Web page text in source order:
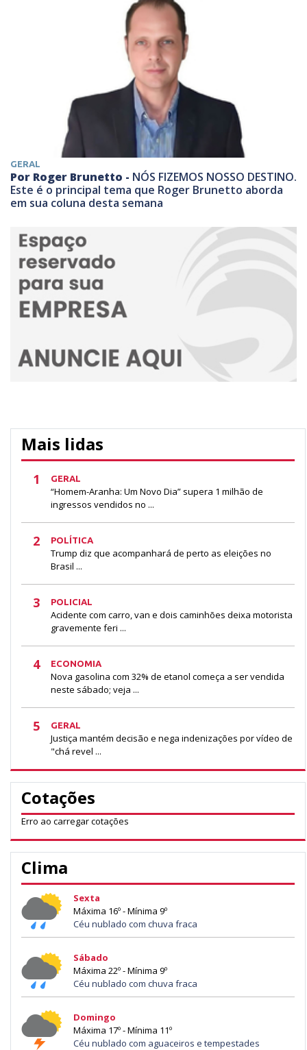
GERAL
Por Roger Brunetto - NÓS FIZEMOS NOSSO DESTINO.
Este é o principal tema que Roger Brunetto aborda
em sua coluna desta semana
Mais lidas
1 GERAL
“Homem-Aranha: Um Novo Dia” supera 1 milhão de
ingressos vendidos no ...
2 POLÍTICA
Trump diz que acompanhará de perto as eleições no
Brasil ...
3 POLICIAL
Acidente com carro, van e dois caminhões deixa motorista
gravemente feri ...
4 ECONOMIA
Nova gasolina com 32% de etanol começa a ser vendida
neste sábado; veja ...
5 GERAL
Justiça mantém decisão e nega indenizações por vídeo de
"chá revel ...
Cotações
Erro ao carregar cotações
Clima
Sexta
Máxima 16º - Mínima 9º
Céu nublado com chuva fraca
Sábado
Máxima 22º - Mínima 9º
Céu nublado com chuva fraca
Domingo
Máxima 17º - Mínima 11º
Céu nublado com aguaceiros e tempestades